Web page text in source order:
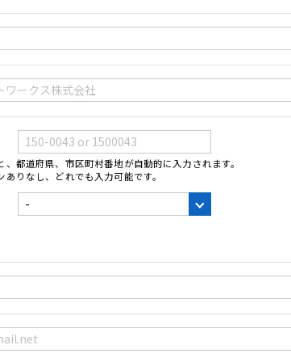
都道府県、市区町村番地が自動的に入力されます。
りなし、どれでも入力可能です。